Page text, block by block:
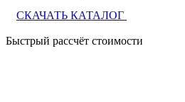
СКАЧАТЬ КАТАЛОГ
Быстрый рассчёт стоимости